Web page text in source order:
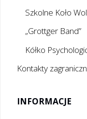
Szkolne Koło
„Grottger Band”
Kółko
Kontakty
INFORMACJE